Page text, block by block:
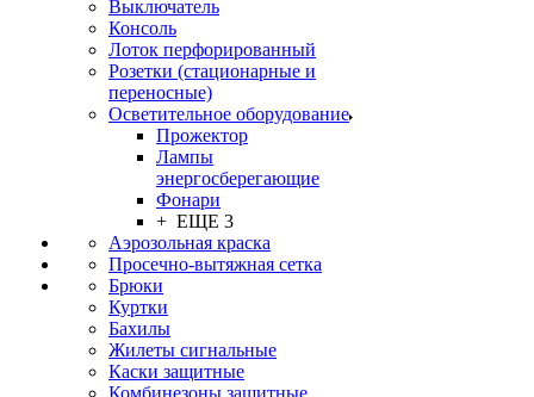
Выключатель
Консоль
Лоток перфорированный
Розетки (стационарные и
переносные)
Осветительное оборудование
Прожектор
Лампы
энергосберегающие
Фонари
+ ЕЩЕ 3
Аэрозольная краска
Просечно-вытяжная сетка
Брюки
Куртки
Бахилы
Жилеты сигнальные
Каски защитные
Комбинезоны защитные